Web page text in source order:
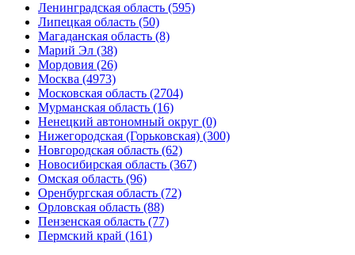
Ленинградская область (595)
Липецкая область (50)
Магаданская область (8)
Марий Эл (38)
Мордовия (26)
Москва (4973)
Московская область (2704)
Мурманская область (16)
Ненецкий автономный округ (0)
Нижегородская (Горьковская) (300)
Новгородская область (62)
Новосибирская область (367)
Омская область (96)
Оренбургская область (72)
Орловская область (88)
Пензенская область (77)
Пермский край (161)